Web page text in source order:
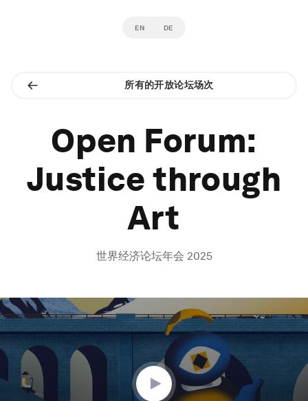
EN DE
所有的开放论坛场次
Open Forum:
Justice through
Art
世界经济论坛年会 2025
0
seconds
45
minutes,
12
seconds